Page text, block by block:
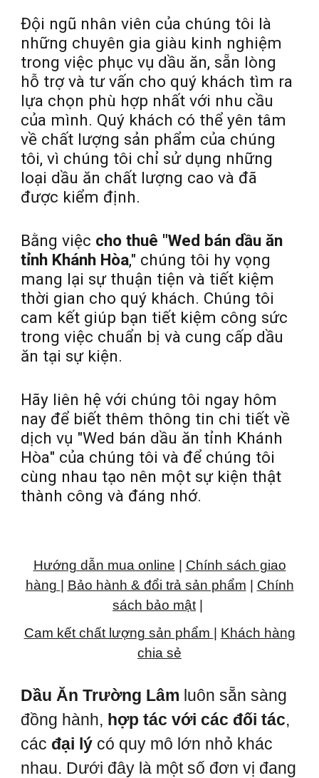
Đội ngũ nhân viên của chúng tôi là
những chuyên gia giàu kinh nghiệm
trong việc phục vụ dầu ăn, sẵn lòng
hỗ trợ và tư vấn cho quý khách tìm ra
lựa chọn phù hợp nhất với nhu cầu
của mình. Quý khách có thể yên tâm
về chất lượng sản phẩm của chúng
tôi, vì chúng tôi chỉ sử dụng những
loại dầu ăn chất lượng cao và đã
được kiểm định.
Bằng việc cho thuê "Wed bán dầu ăn
tỉnh Khánh Hòa," chúng tôi hy vọng
mang lại sự thuận tiện và tiết kiệm
thời gian cho quý khách. Chúng tôi
cam kết giúp bạn tiết kiệm công sức
trong việc chuẩn bị và cung cấp dầu
ăn tại sự kiện.
Hãy liên hệ với chúng tôi ngay hôm
nay để biết thêm thông tin chi tiết về
dịch vụ "Wed bán dầu ăn tỉnh Khánh
Hòa" của chúng tôi và để chúng tôi
cùng nhau tạo nên một sự kiện thật
thành công và đáng nhớ.
Hướng dẫn mua online
Chính sách giao
hàng
Bảo hành & đổi trả sản phẩm
Chính
sách bảo mật
Cam kết chất lượng sản phẩm | Khách hàng
chia sẻ
Dầu Ăn Trường Lâm luôn sẵn sàng
đồng hành, hợp tác với các đối tác,
các đại lý có quy mô lớn nhỏ khác
nhau. Dưới đây là một số đơn vị đang